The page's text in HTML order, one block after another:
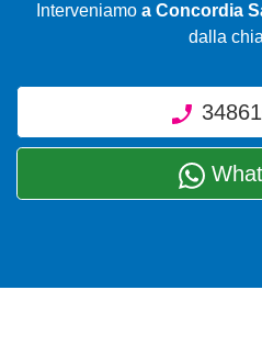
Interveniamo a Concordia
dalla